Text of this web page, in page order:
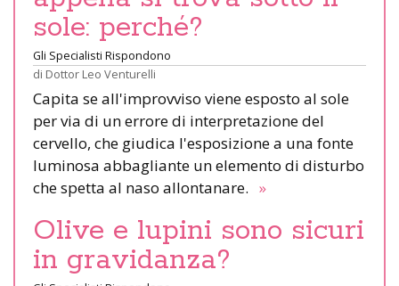
sole: perché?
Gli Specialisti Rispondono
di Dottor Leo Venturelli
Capita se all'improvviso viene esposto al sole
per via di un errore di interpretazione del
cervello, che giudica l'esposizione a una fonte
luminosa abbagliante un elemento di disturbo
che spetta al naso allontanare. »
Olive e lupini sono sicuri
in gravidanza?